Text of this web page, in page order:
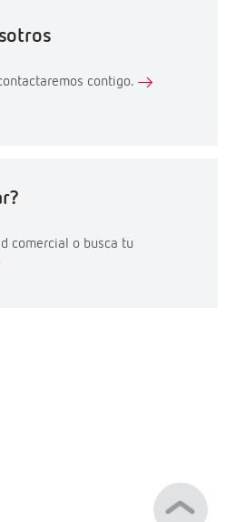
contigo.
comercial o busca tu